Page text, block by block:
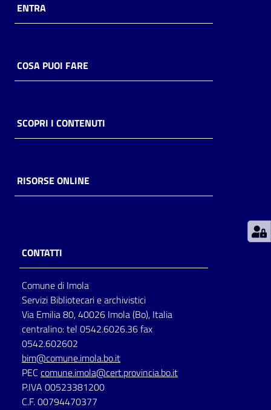
Risorse
online
Casa
Piani
storico
per
lettura
Seguici
su
ENTRA
COSA PUOI FARE
SCOPRI I CONTENUTI
RISORSE ONLINE
CONTATTI
Comune di Imola
Servizi Bibliotecari e archivistici
Via Emilia 80, 40026 Imola (Bo), Italia
centralino: tel 0542.6026.36 fax
0542.602602
bim@comune.imola.bo.it
PEC comune.imola@cert.provincia.bo.it
P.IVA 00523381200
C.F. 00794470377